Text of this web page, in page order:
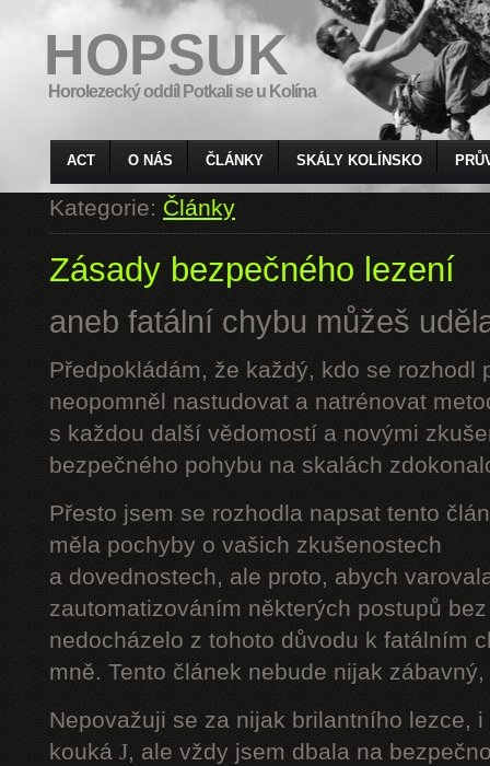
HOPSUK
Horolezecký oddíl Potkali se u Kolína
ACT O NÁS ČLÁNKY SKÁLY KOLÍNSKO
Kategorie:Články
Zásady bezpečného lezení
aneb fatální chybu můžeš
Předpokládám, že každý, kdo se rozhodl
neopomněl nastudovat a natrénovat
s každou další vědomostí a novými
bezpečného pohybu na skalách
Přesto jsem se rozhodla napsat tento
měla pochyby o vašich zkušenostech
a dovednostech, ale proto, abych
zautomatizováním některých postupů
nedocházelo z tohoto důvodu k fatálním
mně. Tento článek nebude nijak
Nepovažuji se za nijak brilantního lezce,
kouká J, ale vždy jsem dbala na